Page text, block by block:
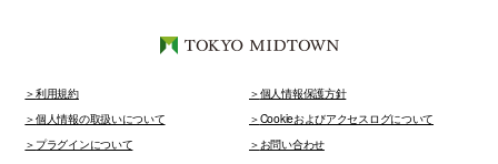
利用規約
個人情報保護方針
個人情報の取扱いについて
Cookieおよびアクセスログについて
プラグインについて
お問い合わせ